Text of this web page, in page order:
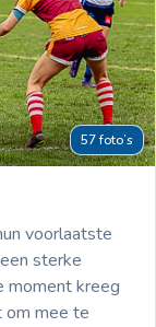
D2
57 foto’s
voorlaatste
sterke
moment kreeg
om mee te